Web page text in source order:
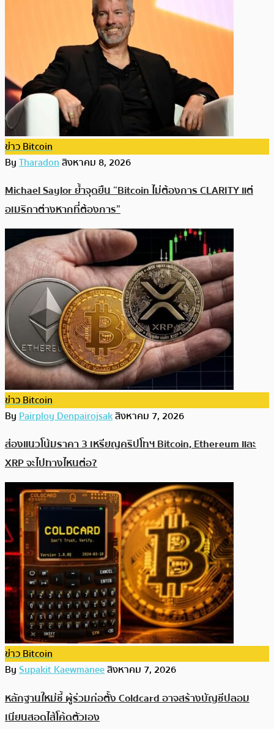
ข่าว Bitcoin
ByTharadonสิงหาคม 8, 2026
Michael Saylor ย้ำจุดยืน “Bitcoin ไม่ต้องการ CLARITY แต่
อเมริกาต่างหากที่ต้องการ”
ข่าว Bitcoin
ByPairploy Denpairojsakสิงหาคม 7, 2026
ส่องแนวโน้มราคา 3 เหรียญคริปโทฯ Bitcoin, Ethereum และ
XRP จะไปทางไหนต่อ?
ข่าว Bitcoin
BySupakit Kaewmaneeสิงหาคม 7, 2026
หลักฐานใหม่ชี้ ผู้ร่วมก่อตั้ง Coldcard อาจสร้างบัญชีปลอม
เนียนสอดไส้โค้ดตัวเอง